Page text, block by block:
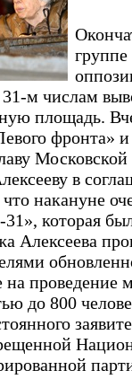
м числам
площадь.
фронта»
в
накануне
31», которая
Алексеева
на проведение
до 800